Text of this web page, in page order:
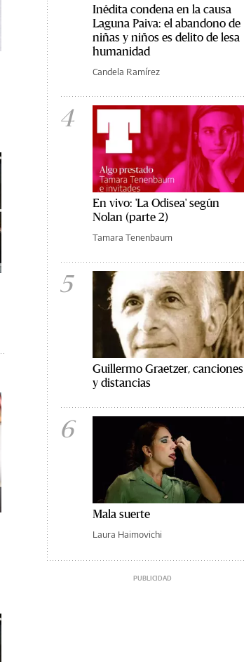
Inédita condena en la causa
Laguna Paiva: el abandono de
niñas y niños es delito de lesa
humanidad
Candela Ramírez
4
En vivo: 'La Odisea' según
Nolan (parte 2)
Tamara Tenenbaum
5
Guillermo Graetzer, canciones
y distancias
6
Mala suerte
Laura Haimovichi